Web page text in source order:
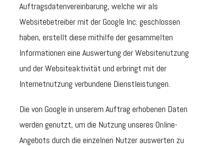
Auftragsdatenvereinbarung, welche wir als
Websitebetreiber mit der Google Inc. geschlossen
haben, erstellt diese mithilfe der gesammelten
Informationen eine Auswertung der Websitenutzung
und der Websiteaktivität und erbringt mit der
Internetnutzung verbundene Dienstleistungen.
Die von Google in unserem Auftrag erhobenen Daten
werden genutzt, um die Nutzung unseres Online-
Angebots durch die einzelnen Nutzer auswerten zu